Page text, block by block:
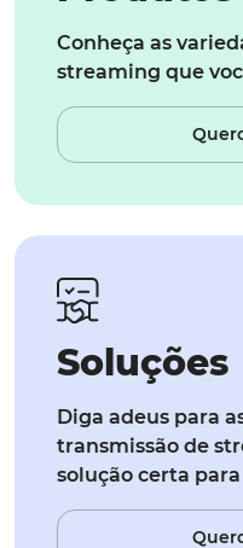
Conheça as
streaming que
Soluções
Diga adeus para
transmissão de
solução certa